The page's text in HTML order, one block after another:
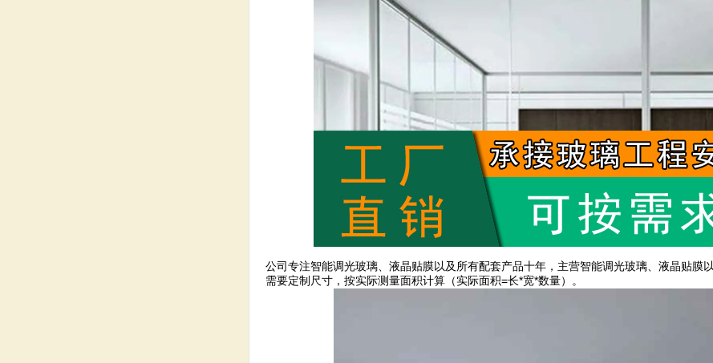
公司专注智能调光玻璃、液晶贴膜以及所有配套产品十年，主营智能调光玻璃、液晶贴膜
需要定制尺寸，按实际测量面积计算（实际面积=长*宽*数量）。